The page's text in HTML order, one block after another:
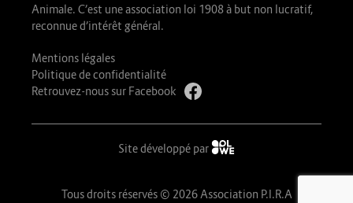
Animale. C’est une association loi 1908 à but non lucratif,
reconnue d’intérêt général.
Mentions légales
Politique de confidentialité
Retrouvez-nous sur Facebook
Site développé par
Tous droits réservés © 2026 Association P.I.R.A